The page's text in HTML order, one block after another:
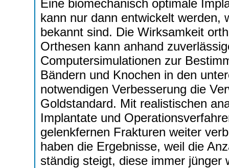
Eine biomechanisch optimale
kann nur dann entwickelt werden,
bekannt sind. Die Wirksamkeit
Orthesen kann anhand
Computersimulationen zur
Bändern und Knochen in den
notwendigen Verbesserung die
Goldstandard. Mit realistischen
Implantate und
gelenkfernen Frakturen weiter
haben die Ergebnisse, weil die
ständig steigt, diese immer jünger